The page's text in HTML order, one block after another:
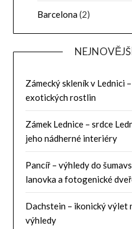
Barcelona(2)
Zámecký skleník v Lednici
exotických rostlin
Zámek Lednice – srdce
jeho nádherné interiéry
Pancíř – výhledy do
lanovka a fotogenické
Dachstein – ikonický výlet
výhledy